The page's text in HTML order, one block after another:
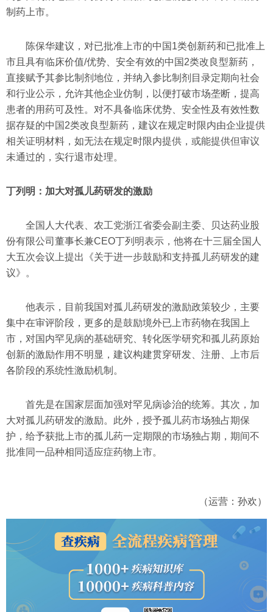
制药上市。
陈保华建议，对已批准上市的中国1类创新药和已批准上
市且具有临床价值/优势、安全有效的中国2类改良型新药，
直接赋予其参比制剂地位，并纳入参比制剂目录定期向社会
和行业公示，允许其他企业仿制，以便打破市场垄断，提高
患者的用药可及性。对不具备临床优势、安全性及有效性数
据存疑的中国2类改良型新药，建议在规定时限内由企业提供
相关证明材料，如无法在规定时限内提供，或能提供但审议
未通过的，实行退市处理。
丁列明：加大对孤儿药研发的激励
全国人大代表、农工党浙江省委会副主委、贝达药业股
份有限公司董事长兼CEO丁列明表示，他将在十三届全国人
大五次会议上提出《关于进一步鼓励和支持孤儿药研发的建
议》。
他表示，目前我国对孤儿药研发的激励政策较少，主要
集中在审评阶段，更多的是鼓励境外已上市药物在我国上
市，对国内罕见病的基础研究、转化医学研究和孤儿药原始
创新的激励作用不明显，建议构建贯穿研发、注册、上市后
各阶段的系统性激励机制。
首先是在国家层面加强对罕见病诊治的统筹。其次，加
大对孤儿药研发的激励。此外，授予孤儿药市场独占期保
护，给予获批上市的孤儿药一定期限的市场独占期，期间不
批准同一品种相同适应症药物上市。
（运营：孙欢）